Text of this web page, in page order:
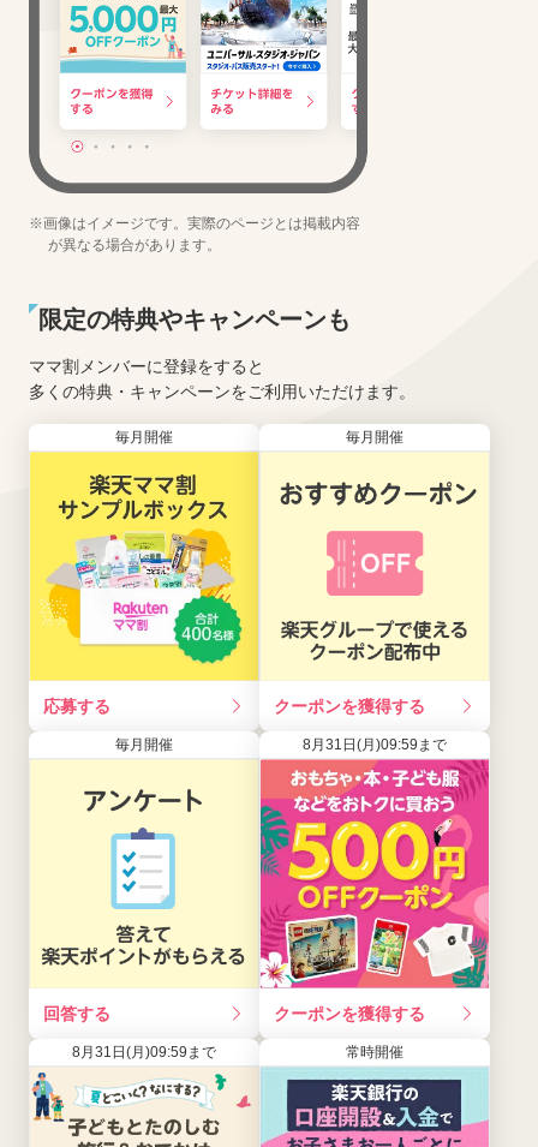
※画像はイメージです。実際のページとは掲載内容
が異なる場合があります。
限定の特典やキャンペーンも
ママ割メンバーに登録をすると
多くの特典・キャンペーンをご利用いただけます。
毎月開催
応募する
毎月開催
クーポンを獲得する
毎月開催
回答する
8月31日(月)09:59まで
クーポンを獲得する
8月31日(月)09:59まで 常時開催